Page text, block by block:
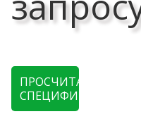
ПРОСЧИТАТЬ
СПЕЦИФИКАЦИЮ